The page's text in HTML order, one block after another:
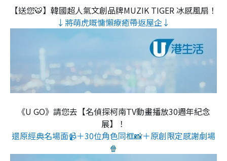
【送您🐯】韓國超人氣文創品牌MUZIK TIGER 冰感風扇！
↓將萌虎嘅慵懶療癒帶返屋企↓
《U GO》請您去【名偵探柯南TV動畫播放30週年紀念
展】！
還原經典名場面📹＋30位角色同框📸＋原創限定感謝劇場
🍿